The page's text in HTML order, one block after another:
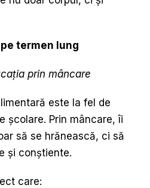
termen lung
ția prin mâncare
este la fel de
școlare. Prin mâncare, îi
să se hrănească, ci să
și conștiente.
care: